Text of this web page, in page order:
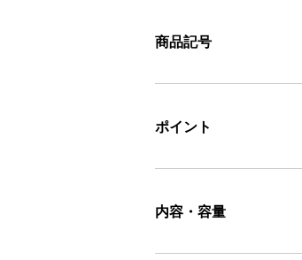
商品記号
ポイント
内容・容量